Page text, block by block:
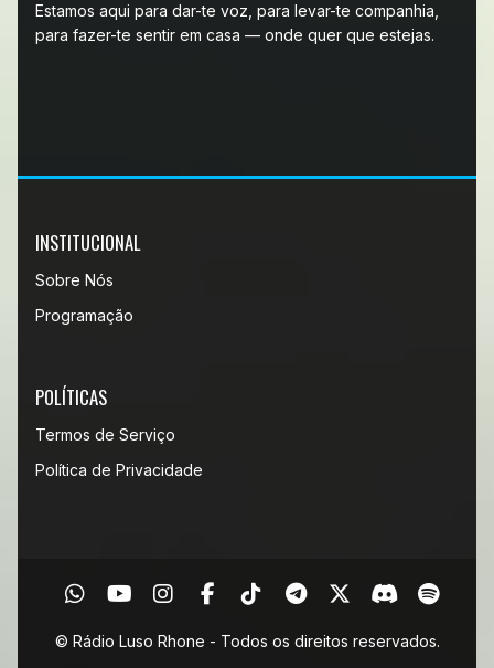
Estamos aqui para dar-te voz, para levar-te companhia,
para fazer-te sentir em casa — onde quer que estejas.
INSTITUCIONAL
Sobre Nós
Programação
POLÍTICAS
Termos de Serviço
Política de Privacidade
© Rádio Luso Rhone - Todos os direitos reservados.